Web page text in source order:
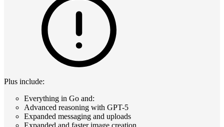
Plus include:
Everything in Go and:
Advanced reasoning with GPT-5
Expanded messaging and uploads
Expanded and faster image creation